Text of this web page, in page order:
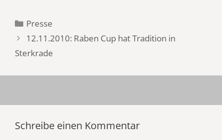
Kategorien
Presse
12.11.2010: Raben Cup hat Tradition in
Sterkrade
Schreibe einen Kommentar